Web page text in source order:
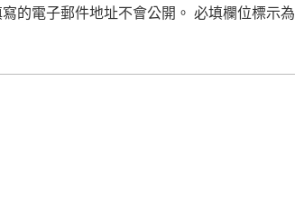
的電子郵件地址不會公開。 必填欄位標示為